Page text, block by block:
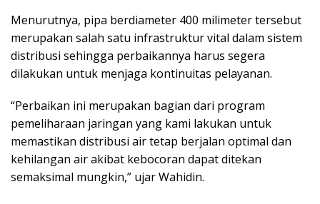
Menurutnya, pipa berdiameter 400 milimeter tersebut
merupakan salah satu infrastruktur vital dalam sistem
distribusi sehingga perbaikannya harus segera
dilakukan untuk menjaga kontinuitas pelayanan.
“Perbaikan ini merupakan bagian dari program
pemeliharaan jaringan yang kami lakukan untuk
memastikan distribusi air tetap berjalan optimal dan
kehilangan air akibat kebocoran dapat ditekan
semaksimal mungkin,” ujar Wahidin.